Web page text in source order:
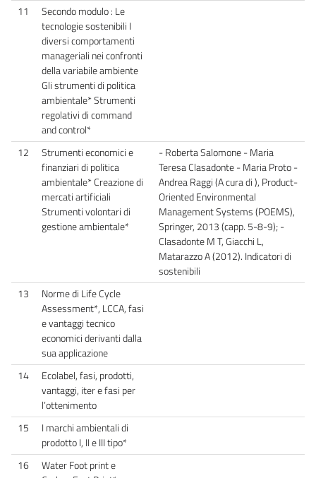
11
Secondo modulo : Le
tecnologie sostenibili I
diversi comportamenti
manageriali nei confronti
della variabile ambiente
Gli strumenti di politica
ambientale* Strumenti
regolativi di command
and control*
12
Strumenti economici e
finanziari di politica
ambientale* Creazione di
mercati artificiali
Strumenti volontari di
gestione ambientale*
- Roberta Salomone - Maria
Teresa Clasadonte - Maria Proto -
Andrea Raggi (A cura di ), Product-
Oriented Environmental
Management Systems (POEMS),
Springer, 2013 (capp. 5-8-9); -
Clasadonte M T, Giacchi L,
Matarazzo A (2012). Indicatori di
sostenibili
13
Norme di Life Cycle
Assessment*, LCCA, fasi
e vantaggi tecnico
economici derivanti dalla
sua applicazione
14
Ecolabel, fasi, prodotti,
vantaggi, iter e fasi per
l’ottenimento
15
I marchi ambientali di
prodotto I, II e III tipo*
16
Water Foot print e